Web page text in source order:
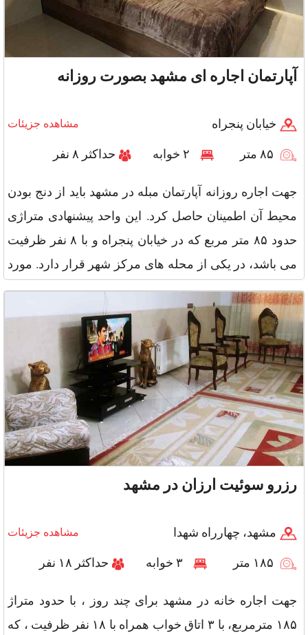
آپارتمان اجاره ای مشهد بصورت روزانه
خیابان پنجراه مشاهده جزیئات
حداکثر ۸ نفر
جهت اجاره روزانه آپارتمان مبله در مشهد باید از دنج بودن
محیط آن اطمینان حاصل کرد. این واحد پیشنهادی متراژی
حدود ۸۵ متر مربع که در خیابان پنجراه و با ۸ نفر ظرفیت
می باشد، در یکی از محله های مرکز شهر قرار دارد. مورد
ذکر شد
رزرو سوئیت ارزان در مشهد
مشهد، چهارراه شهدا مشاهده جزیئات
حداکثر ۱۸ نفر
جهت اجاره خانه در مشهد برای چند روز ، با حدود متراژ
۱۸۵ مترمربع، با ۳ اتاق خواب همراه با ۱۸ نفر ظرفیت ، که